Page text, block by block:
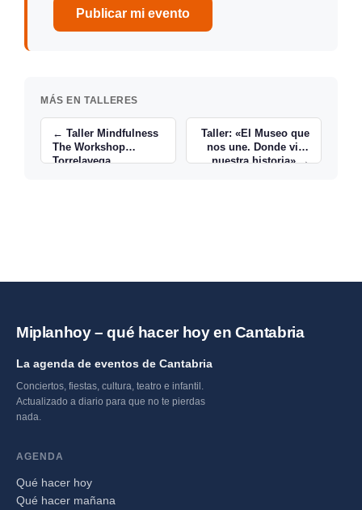
Publicar mi evento
MÁS EN TALLERES
← Taller Mindfulness
The Workshop
Torrelavega
Taller: «El Museo que
nos une. Donde vive
nuestra historia» →
Miplanhoy – qué hacer hoy en Cantabria
La agenda de eventos de Cantabria
Conciertos, fiestas, cultura, teatro e infantil.
Actualizado a diario para que no te pierdas
nada.
AGENDA
Qué hacer hoy
Qué hacer mañana